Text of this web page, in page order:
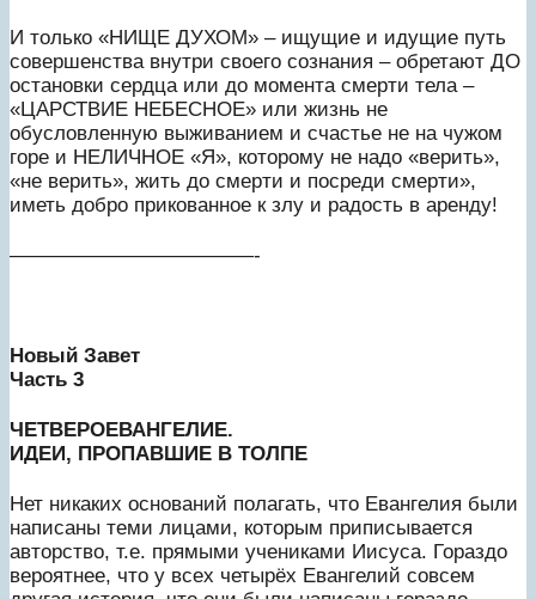
И только «НИЩЕ ДУХОМ» – ищущие и идущие путь
совершенства внутри своего сознания – обретают ДО
остановки сердца или до момента смерти тела –
«ЦАРСТВИЕ НЕБЕСНОЕ» или жизнь не
обусловленную выживанием и счастье не на чужом
горе и НЕЛИЧНОЕ «Я», которому не надо «верить»,
«не верить», жить до смерти и посреди смерти»,
иметь добро прикованное к злу и радость в аренду!
————————————-
Новый Завет
Часть 3
ЧЕТВЕРОЕВАНГЕЛИЕ.
ИДЕИ, ПРОПАВШИЕ В ТОЛПЕ
Нет никаких оснований полагать, что Евангелия были
написаны теми лицами, которым приписывается
авторство, т.е. прямыми учениками Иисуса. Гораздо
вероятнее, что у всех четырёх Евангелий совсем